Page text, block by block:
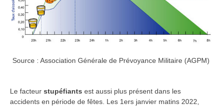
Source : Association Générale de Prévoyance Militaire (AGPM)
Le facteur stupéfiants est aussi plus présent dans les
accidents en période de fêtes. Les 1ers janvier matins 2022,